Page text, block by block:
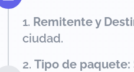
Remitente y
ciudad.
Tipo de paquete: